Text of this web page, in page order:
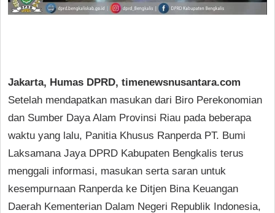
Jakarta, Humas DPRD, timenewsnusantara.com
Setelah mendapatkan masukan dari Biro Perekonomian
dan Sumber Daya Alam Provinsi Riau pada beberapa
waktu yang lalu, Panitia Khusus Ranperda PT. Bumi
Laksamana Jaya DPRD Kabupaten Bengkalis terus
menggali informasi, masukan serta saran untuk
kesempurnaan Ranperda ke Ditjen Bina Keuangan
Daerah Kementerian Dalam Negeri Republik Indonesia,